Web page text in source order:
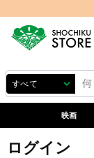
映画
ログイン